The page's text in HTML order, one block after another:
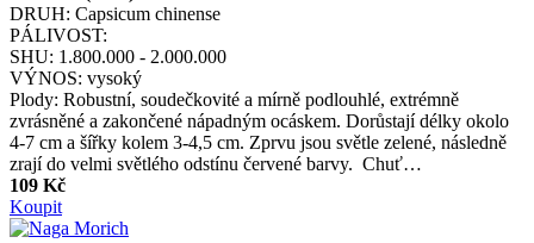
DRUH: Capsicum chinense
PÁLIVOST:
SHU: 1.800.000 - 2.000.000
VÝNOS: vysoký
Plody: Robustní, soudečkovité a mírně podlouhlé, extrémně
zvrásněné a zakončené nápadným ocáskem. Dorůstají délky okolo
4-7 cm a šířky kolem 3-4,5 cm. Zprvu jsou světle zelené, následně
zrají do velmi světlého odstínu červené barvy. Chuť…
109 Kč
Koupit